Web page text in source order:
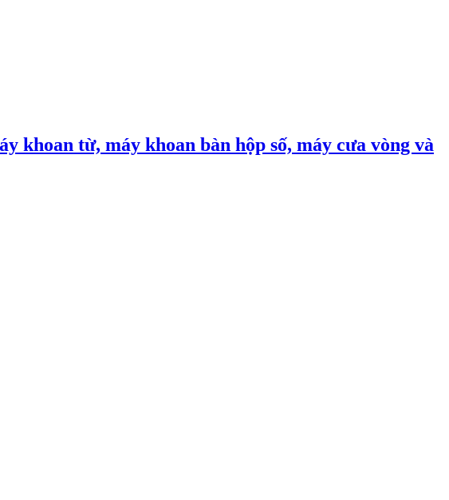
khoan từ, máy khoan bàn hộp số, máy cưa vòng và